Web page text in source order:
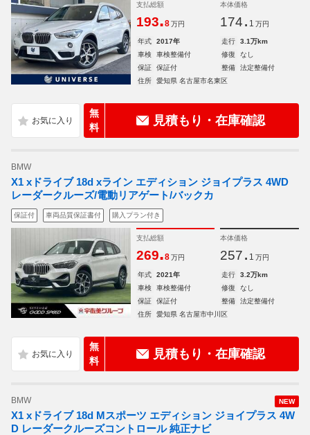
支払総額
193.8 万円
本体価格
174. 1 万円
年式 2017年 走行
3.1万km
車検
車検整備付 修復
なし
保証
保証付 整備
法定整備付
住所
愛知県 名古屋市名東区
無
料
見積もり・在庫確認
BMW
X1 xドライブ 18d xライン エディション ジョイプラス 4WD
レーダークルーズ/電動リアゲート/バックカ
保証付 車両品質保証書付 購入プラン付き
支払総額
269.8 万円
本体価格
257. 1 万円
年式 2021年 走行
3.2万km
車検
車検整備付 修復
なし
保証
保証付 整備
法定整備付
住所
愛知県 名古屋市中川区
無
料
見積もり・在庫確認
NEW
BMW
X1 xドライブ 18d Mスポーツ エディション ジョイプラス 4W
D レーダークルーズコントロール 純正ナビ